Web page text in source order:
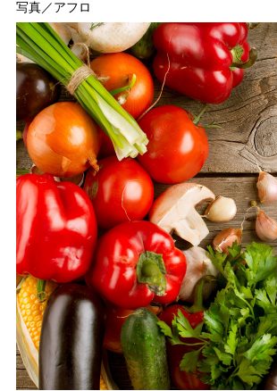
写真／アフロ